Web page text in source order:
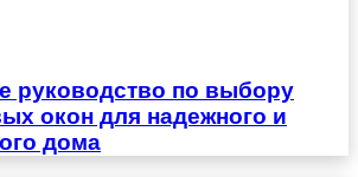
руководство по выбору
окон для надежного и
дома